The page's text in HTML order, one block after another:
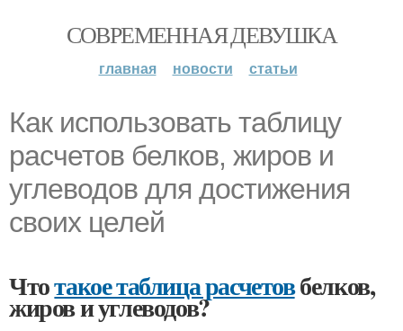
СОВРЕМЕННАЯ ДЕВУШКА
главная новости статьи
Как использовать таблицу
расчетов белков, жиров и
углеводов для достижения
своих целей
Чтотакое таблица расчетовбелков,
жиров и углеводов?